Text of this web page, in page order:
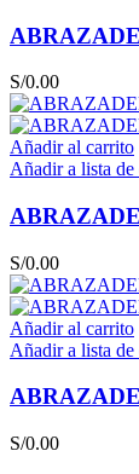
S/0.00
Añadir al carrito
Añadir a lista de
S/0.00
Añadir al carrito
Añadir a lista de
S/0.00